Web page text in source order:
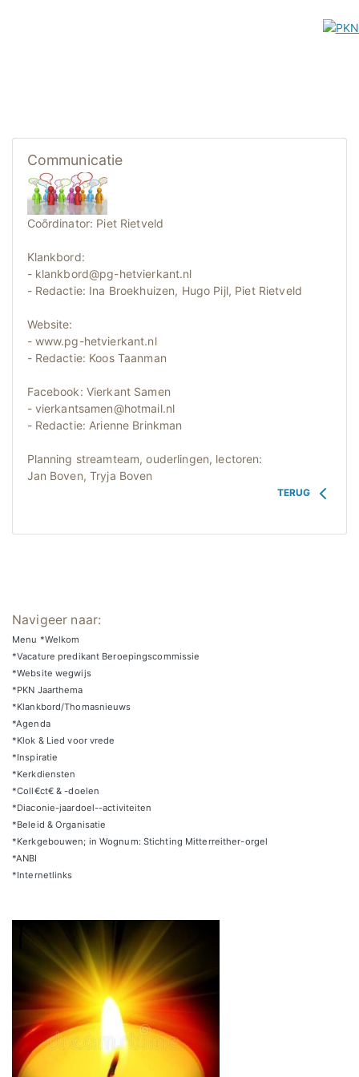
Communicatie
Coõrdinator: Piet Rietveld
Klankbord:
- klankbord@pg-hetvierkant.nl
- Redactie: Ina Broekhuizen, Hugo Pijl, Piet Rietveld
Website:
- www.pg-hetvierkant.nl
- Redactie: Koos Taanman
Facebook: Vierkant Samen
- vierkantsamen@hotmail.nl
- Redactie: Arienne Brinkman
Planning streamteam, ouderlingen, lectoren:
Jan Boven, Tryja Boven
TERUG
Navigeer naar:
Menu *Welkom
*Vacature predikant Beroepingscommissie
*Website wegwijs
*PKN Jaarthema
*Klankbord/Thomasnieuws
*Agenda
*Klok & Lied voor vrede
*Inspiratie
*Kerkdiensten
*Coll€ct€ & -doelen
*Diaconie-jaardoel--activiteiten
*Beleid & Organisatie
*Kerkgebouwen; in Wognum: Stichting Mitterreither-orgel
*ANBI
*Internetlinks